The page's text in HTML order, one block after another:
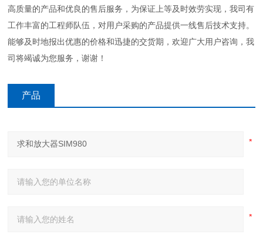
高质量的产品和优良的售后服务，为保证上等及时效劳实现，我司有
工作丰富的工程师队伍，对用户采购的产品提供一线售后技术支持。
能够及时地报出优惠的价格和迅捷的交货期，欢迎广大用户咨询，我
司将竭诚为您服务，谢谢！
产品